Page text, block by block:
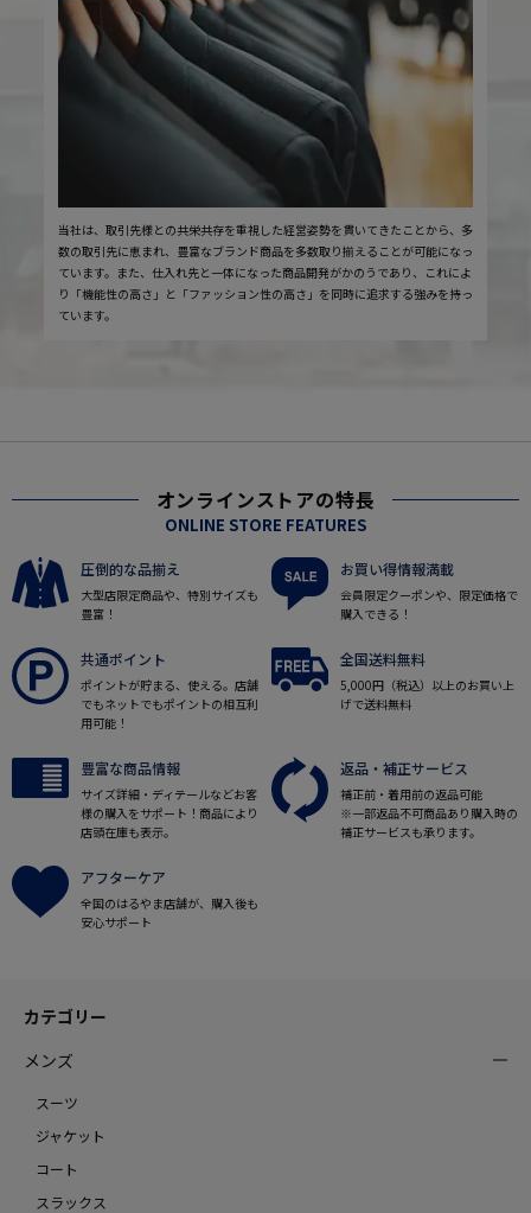
当社は、取引先様との共栄共存を重視した経営姿勢を貫いてきたことから、多
数の取引先に恵まれ、豊富なブランド商品を多数取り揃えることが可能になっ
ています。また、仕入れ先と一体になった商品開発がかのうであり、これによ
り「機能性の高さ」と「ファッション性の高さ」を同時に追求する強みを持っ
ています。
オンラインストアの特長
ONLINE STORE FEATURES
圧倒的な品揃え
大型店限定商品や、特別サイズも
豊富！
お買い得情報満載
会員限定クーポンや、限定価格で
購入できる！
共通ポイント
ポイントが貯まる、使える。店舗
でもネットでもポイントの相互利
用可能！
全国送料無料
5,000円（税込）以上のお買い上
げで送料無料
豊富な商品情報
サイズ詳細・ディテールなどお客
様の購入をサポート！商品により
店頭在庫も表示。
返品・補正サービス
補正前・着用前の返品可能
※一部返品不可商品あり購入時の
補正サービスも承ります。
アフターケア
全国のはるやま店舗が、購入後も
安心サポート
カテゴリー
メンズ
スーツ
ジャケット
コート
スラックス